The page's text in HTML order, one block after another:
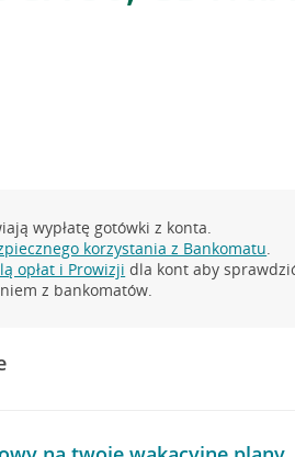
wypłatę gotówki z konta.
korzystania z Bankomatu.
opłat i Prowizji dla kont aby
z bankomatów.